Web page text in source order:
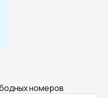
номеров